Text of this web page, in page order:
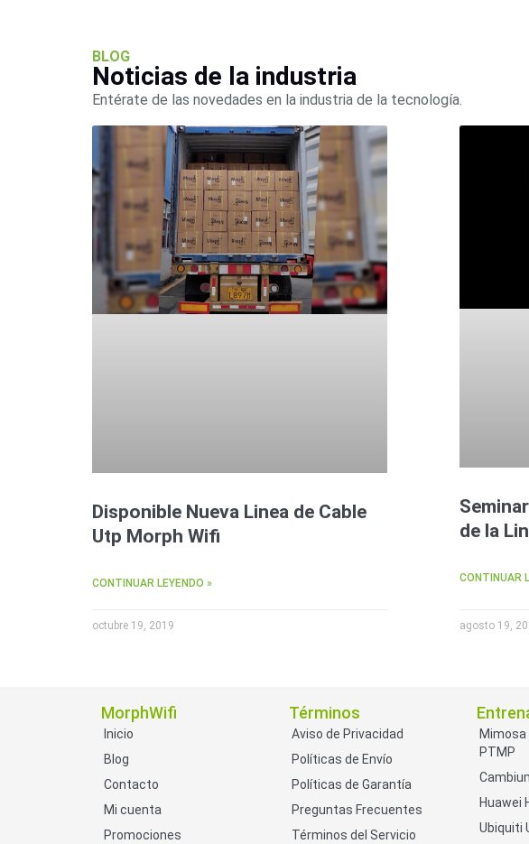
BLOG
Noticias de la industria
Entérate de las novedades en la industria de la tecnología.
Disponible Nueva Linea de Cable
Utp Morph Wifi
CONTINUAR LEYENDO »
octubre 19, 2019
de la
CONTINUAR
agosto 19,
MorphWifi
Inicio
Blog
Contacto
Mi cuenta
Promociones
Términos
Aviso de Privacidad
Políticas de Envío
Políticas de Garantía
Preguntas Frecuentes
Términos del Servicio
PTMP
Huawei
Ubiquiti